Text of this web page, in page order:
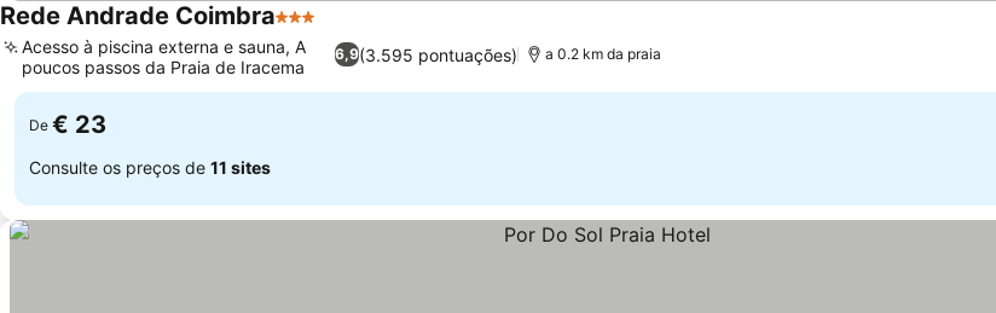
Rede Andrade Coimbra3 Estrelas
6,9(3.595 pontuações)
Acesso à piscina externa e sauna, A
poucos passos da Praia de Iracema
a 0.2 km da praia
De € 23
Consulte os preços de 11 sites